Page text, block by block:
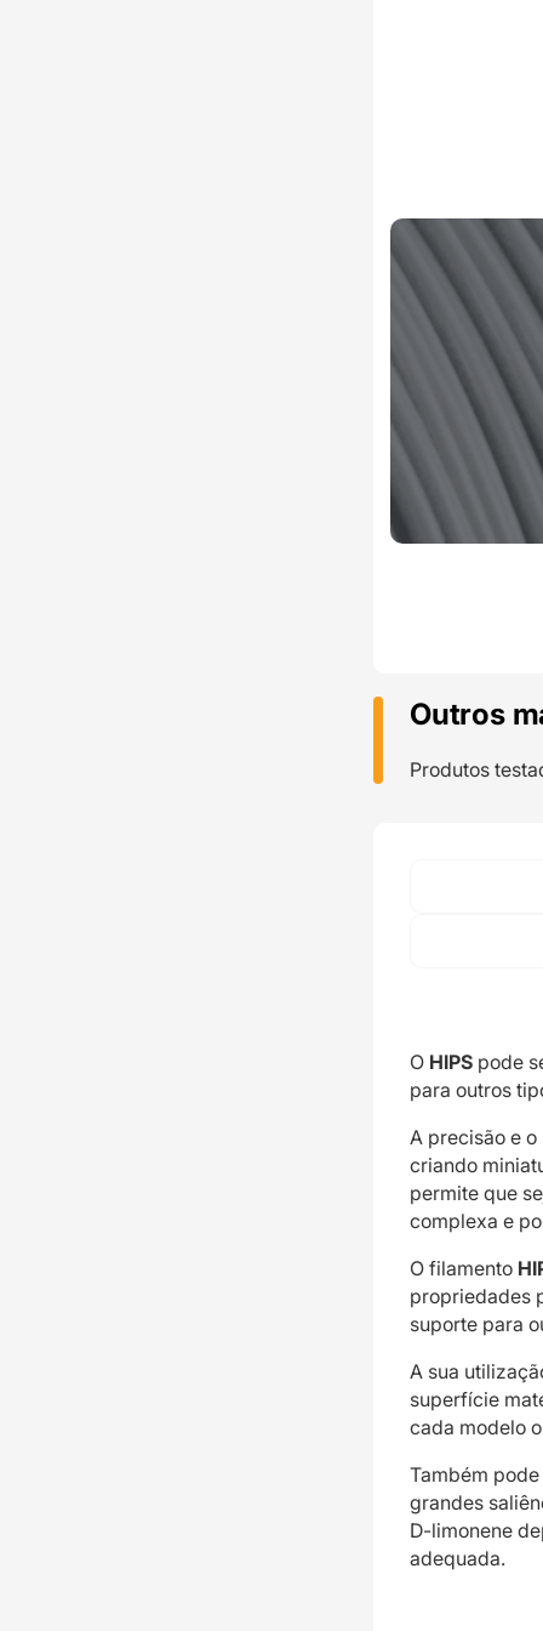
Outros
Produtos
O HIPS pode
para outros
A precisão e
criando
permite que
complexa e
O filamento
propriedades
suporte para
A sua
superfície
cada modelo
Também
grandes
D-limonene
adequada.